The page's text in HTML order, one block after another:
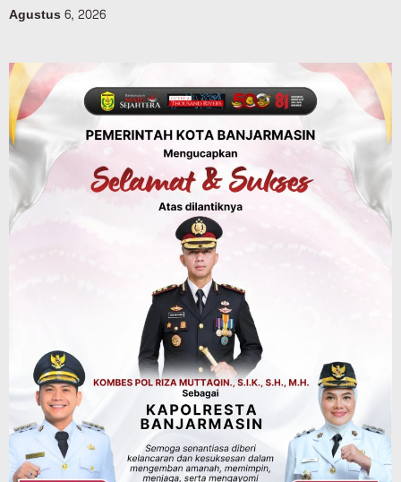
Agustus 6, 2026
Advertorial
Silaturahmi ke DPRD Balangan, Kapolres
AKBP Arif Mansyur Perkuat Koordinasi
Keamanan Daerah
Agustus 6, 2026
Advertorial
Disporapar Balangan Bekali Pokdarwis
Pelatihan Rescue, BASARNAS Tabalong
Jadi Instruktur
Sosial & Keagamaan
16 Pelaku Anak Kasus Asusila
Didampingi DP3A Banjarmasin,
Sebagian Ternyata Pernah Jadi Korban
Agustus 6, 2026